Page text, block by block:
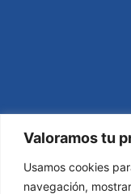
Valoramos tu
Usamos cookies
navegación,